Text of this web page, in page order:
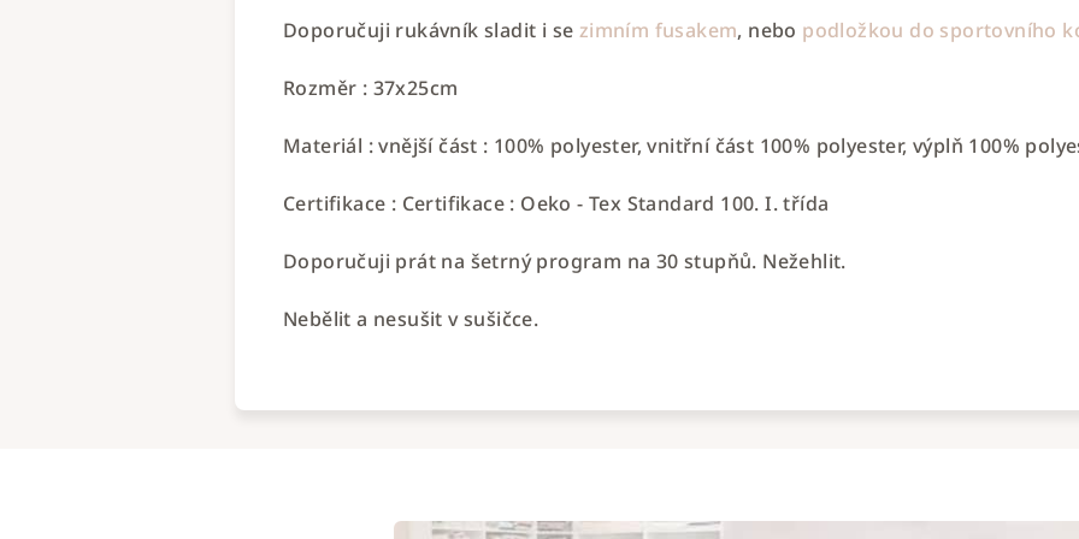
Doporučuji rukávník sladit i se zimním fusakem, nebo podložkou do sportovního
Rozměr : 37x25cm
Materiál : vnější část : 100% polyester, vnitřní část 100% polyester, výplň 100%
Certifikace : Certifikace : Oeko - Tex Standard 100. I. třída
Doporučuji prát na šetrný program na 30 stupňů. Nežehlit.
Nebělit a nesušit v sušičce.